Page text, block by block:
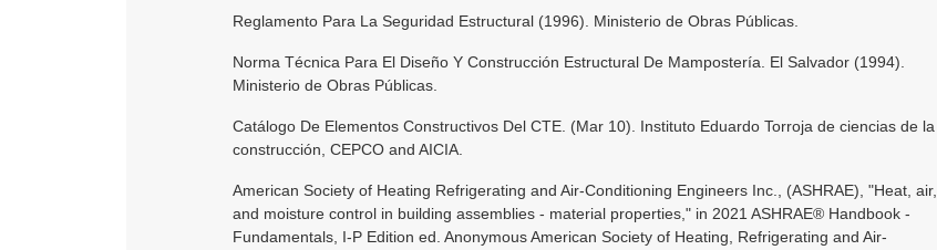
Reglamento Para La Seguridad Estructural (1996). Ministerio de Obras Públicas.
Norma Técnica Para El Diseño Y Construcción Estructural De Mampostería. El Salvador (1994).
Ministerio de Obras Públicas.
Catálogo De Elementos Constructivos Del CTE. (Mar 10). Instituto Eduardo Torroja de ciencias de la
construcción, CEPCO and AICIA.
American Society of Heating Refrigerating and Air-Conditioning Engineers Inc., (ASHRAE), "Heat, air,
and moisture control in building assemblies - material properties," in 2021 ASHRAE® Handbook -
Fundamentals, I-P Edition ed. Anonymous American Society of Heating, Refrigerating and Air-